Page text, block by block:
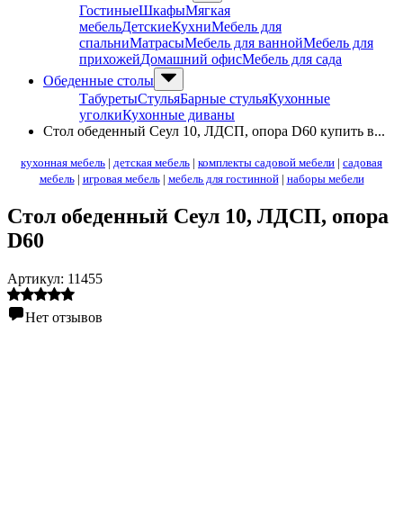
ГостиныеШкафыМягкая
мебельДетскиеКухниМебель для
спальниМатрасыМебель для ваннойМебель для
прихожейДомашний офисМебель для сада
Обеденные столы
ТабуретыСтульяБарные стульяКухонные
уголкиКухонные диваны
Стол обеденный Сеул 10, ЛДСП, опора D60 купить в...
кухонная мебель | детская мебель | комплекты садовой мебели | садовая
мебель| игровая мебель| мебель для гостинной| наборы мебели
Стол обеденный Сеул 10, ЛДСП, опора
D60
Артикул: 11455
Нет отзывов